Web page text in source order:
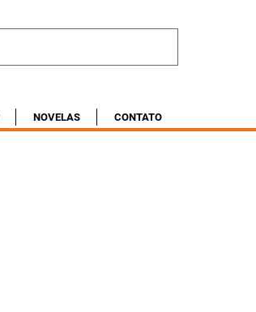
NOVELAS CONTATO